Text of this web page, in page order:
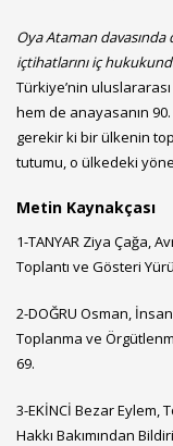
Oya Ataman davasında
içtihatlarını iç
Türkiye’nin
hem de anayasanın
gerekir ki bir ülkenin
tutumu, o ülkedeki
Metin Kaynakçası
1-TANYAR Ziya Çağa,
Toplantı ve Gösteri
2-DOĞRU Osman,
Toplanma ve
69.
3-EKİNCİ Bezar Eylem,
Hakkı Bakımından